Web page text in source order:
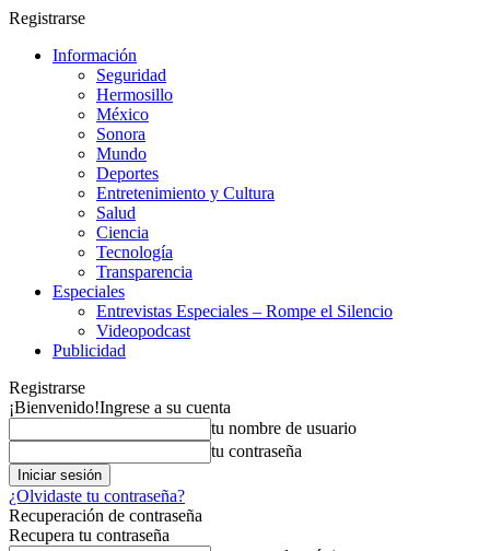
Registrarse
Información
Seguridad
Hermosillo
México
Sonora
Mundo
Deportes
Entretenimiento y Cultura
Salud
Ciencia
Tecnología
Transparencia
Especiales
Entrevistas Especiales – Rompe el Silencio
Videopodcast
Publicidad
Registrarse
¡Bienvenido!Ingrese a su cuenta
tu nombre de usuario
tu contraseña
¿Olvidaste tu contraseña?
Recuperación de contraseña
Recupera tu contraseña